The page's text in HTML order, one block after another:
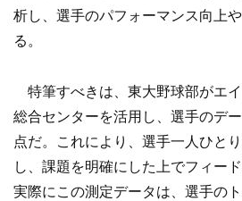
析し、選手のパフォーマンス向上
る。
特筆すべきは、東大野球部がエ
総合センターを活用し、選手のデ
点だ。これにより、選手一人ひと
し、課題を明確にした上でフィー
実際にこの測定データは、選手の